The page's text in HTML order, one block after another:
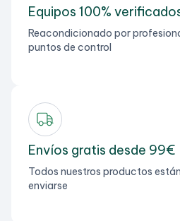
Equipos 100%
Reacondicionado por
puntos de control
Envíos gratis desde 99€
Todos nuestros productos
enviarse